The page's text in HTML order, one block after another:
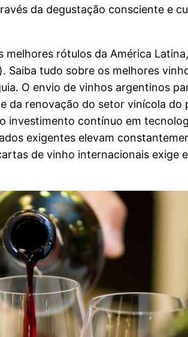
da degustação consciente e
rótulos da América
tudo sobre os melhores
O envio de vinhos argentinos
renovação do setor vinícola do
investimento contínuo em
exigentes elevam
de vinho internacionais exige